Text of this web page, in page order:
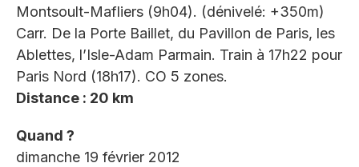
Montsoult-Mafliers (9h04). (dénivelé: +350m)
Carr. De la Porte Baillet, du Pavillon de Paris, les
Ablettes, l’Isle-Adam Parmain. Train à 17h22 pour
Paris Nord (18h17). CO 5 zones.
Distance : 20 km
Quand ?
dimanche 19 février 2012